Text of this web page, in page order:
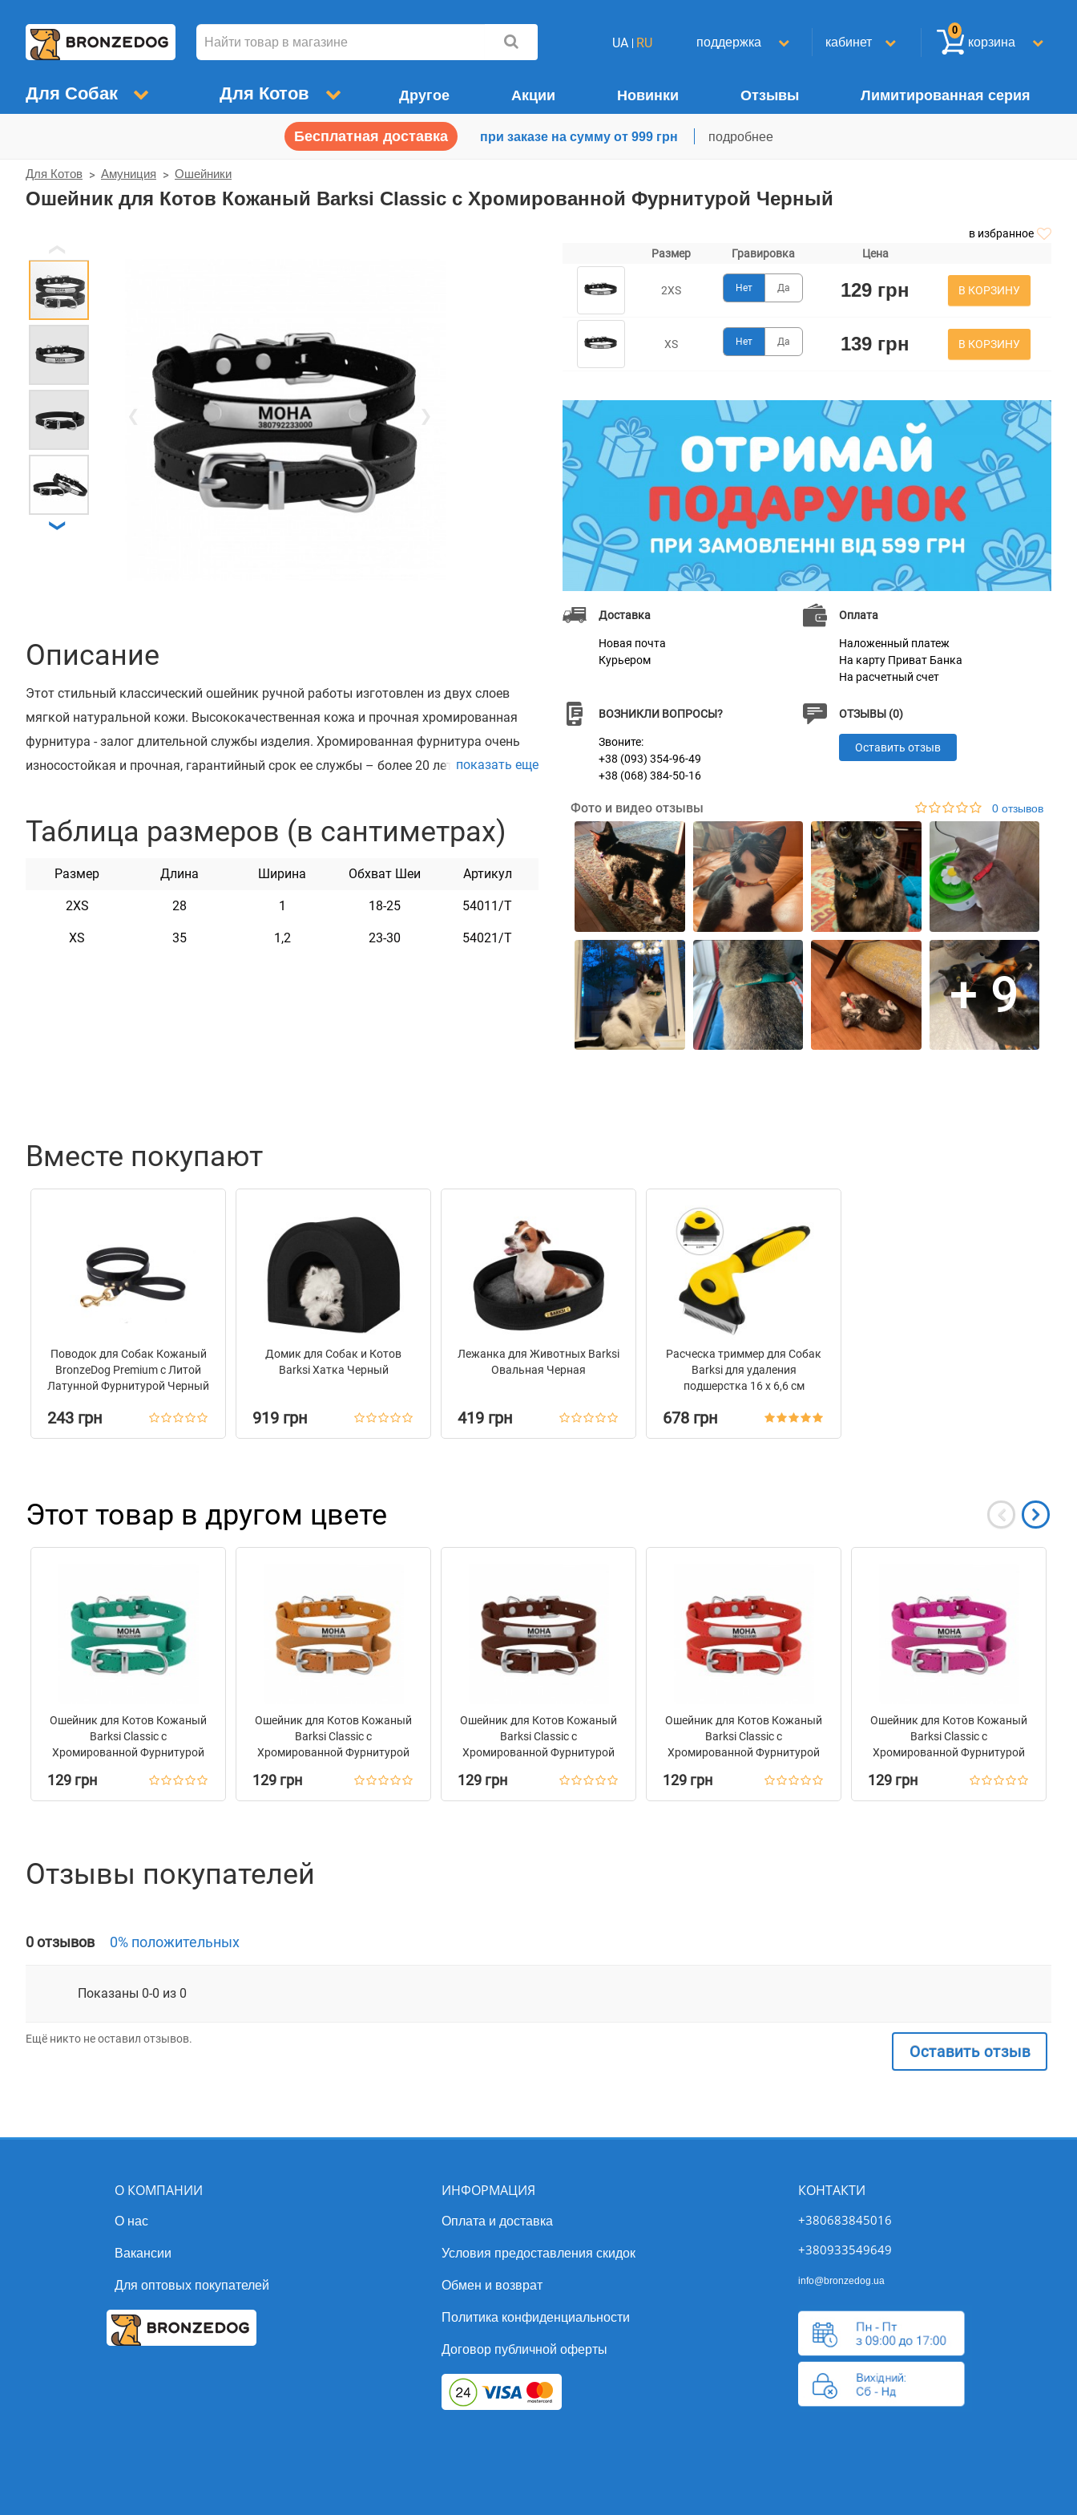
UA RU поддержка кабинет корзина
0
Для Собак Для Котов Другое Акции Новинки Отзывы Лимитированная серия
Бесплатная доставка при заказе на сумму от 999 грн подробнее
Для Котов Амуниция Ошейники
Ошейник для Котов Кожаный Barksi Classic с Хромированной Фурнитурой Черный
в избранное
❯
Описание
Этот стильный классический ошейник ручной работы изготовлен из двух слоев
мягкой натуральной кожи. Высококачественная кожа и прочная хромированная
фурнитура - залог длительной службы изделия. Хромированная фурнитура очень
износостойкая и прочная, гарантийный срок ее службы – более 20 лет.
высокоточным лазерным оборудованием. Ошейник доступен в цветах: черный,
показать еще
Таблица размеров (в сантиметрах)
Размер Длина Ширина Обхват Шеи Артикул
2XS 28 1 18-25 54011/Т
XS 35 1,2 23-30 54021/Т
Размер Гравировка Цена
2XS Нет Да 129 грн В КОРЗИНУ
XS Нет Да 139 грн В КОРЗИНУ
Доставка
Новая почта
Курьером
Оплата
Наложенный платеж
На карту Приват Банка
На расчетный счет
ВОЗНИКЛИ ВОПРОСЫ?
Звоните:
+38 (093) 354-96-49
+38 (068) 384-50-16
ОТЗЫВЫ (0)
Оставить отзыв
Фото и видео отзывы 0 отзывов
+ 9
Вместе покупают
Поводок для Собак Кожаный
BronzeDog Premium с Литой
Латунной Фурнитурой Черный
243 грн
Домик для Собак и Котов
Barksi Хатка Черный
919 грн
Лежанка для Животных Barksi
Овальная Черная
419 грн
Расческа триммер для Собак
Barksi для удаления
подшерстка 16 х 6,6 см
678 грн
Этот товар в другом цвете
Ошейник для Котов Кожаный
Barksi Classic с
Хромированной Фурнитурой
129 грн
Ошейник для Котов Кожаный
Barksi Classic с
Хромированной Фурнитурой
129 грн
Ошейник для Котов Кожаный
Barksi Classic с
Хромированной Фурнитурой
129 грн
Ошейник для Котов Кожаный
Barksi Classic с
Хромированной Фурнитурой
129 грн
Ошейник для Котов Кожаный
Barksi Classic с
Хромированной Фурнитурой
129 грн
Отзывы покупателей
0 отзывов 0% положительных
Показаны 0-0 из 0
Ещё никто не оставил отзывов.
Оставить отзыв
О КОМПАНИИ
О нас
Вакансии
Для оптовых покупателей
ИНФОРМАЦИЯ
Оплата и доставка
Условия предоставления скидок
Обмен и возврат
Политика конфиденциальности
Договор публичной оферты
КОНТАКТИ
+380683845016
+380933549649
info@bronzedog.ua